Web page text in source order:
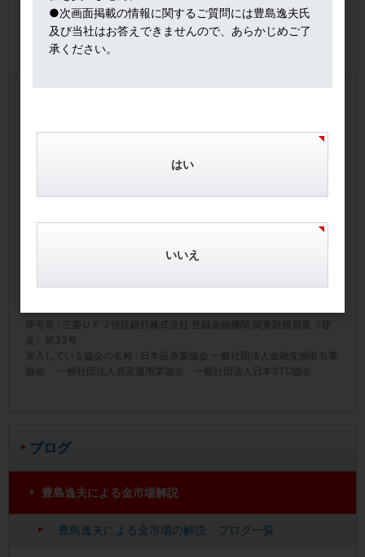
ブログ
豊島逸夫による金市場解説
豊島逸夫による金市場の解説 ブログ一覧
本サイトに掲載の商品毎に所定の手数料・信託報酬等の費
本商品は値動きのある地金等を信託財産としているので、
は変動します。したがって、投資家の皆様の投資元金が保
者のホームページ上で開示）下落により損失を被り、投資
の詳細につきましては必ず目論見書・
場信託/純パラジウム上場信託）をご覧下さい。
商号等 : 三菱ＵＦＪ信託銀行株式会社 登録金融機関 関東財務局長（登
金）第33号
加入している協会の名称 : 日本証券業協会 一般社団法人金融先物取引業
協会 一般社団法人資産運用業協会 一般社団法人日本STO協会
●次画面掲載の情報に関するご質問には豊島逸夫氏
及び当社はお答えできませんので、あらかじめご了
承ください。
はい
いいえ